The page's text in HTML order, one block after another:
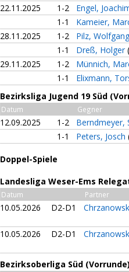
22.11.2025
1-2
Engel,
1-1
Kameier,
28.11.2025
1-2
Pilz,
1-1
Dreß, Holger
29.11.2025
1-2
Münnich,
1-1
Elixmann,
Bezirksliga Jugend 19 Süd
Datum Gegner
12.09.2025 1-2
Berndmeyer,
1-1
Peters, Josch
Doppel-Spiele
Landesliga Weser-Ems
Datum Partner
10.05.2026 D2-D1
10.05.2026 D2-D1
Bezirksoberliga Süd